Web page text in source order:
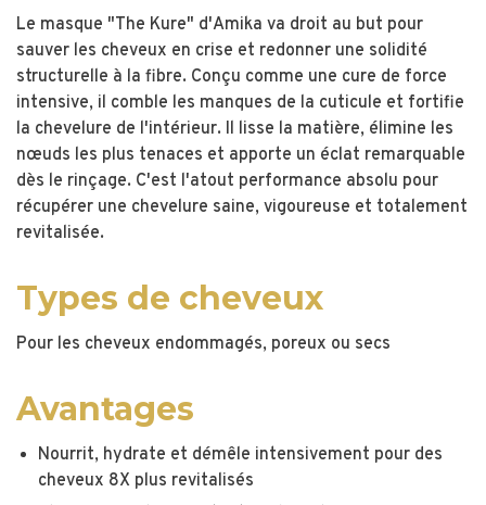
Le masque "The Kure" d'Amika va droit au but pour
sauver les cheveux en crise et redonner une solidité
structurelle à la fibre. Conçu comme une cure de force
intensive, il comble les manques de la cuticule et fortifie
la chevelure de l'intérieur. Il lisse la matière, élimine les
nœuds les plus tenaces et apporte un éclat remarquable
dès le rinçage. C'est l'atout performance absolu pour
récupérer une chevelure saine, vigoureuse et totalement
revitalisée.
Types de cheveux
Pour les cheveux endommagés, poreux ou secs
Avantages
Nourrit, hydrate et démêle intensivement pour des
cheveux 8X plus revitalisés